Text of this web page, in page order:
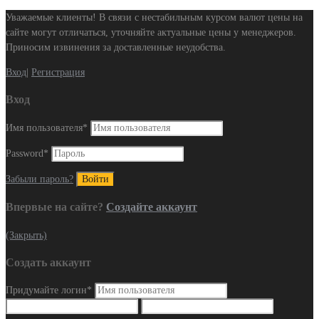
Уважаемые клиенты! В связи с нестабильным курсом валют цены на
сайте могут отличаться, уточняйте актуальные цены у менеджеров.
Приносим извинения за доставленные неудобства.
Вход Регистрация
Вход
Имя пользователя*
Password *
Забыли пароль?
Впервые на сайте? Создайте аккаунт
(Закрыть)
Создать аккаунт
Придумайте логин*